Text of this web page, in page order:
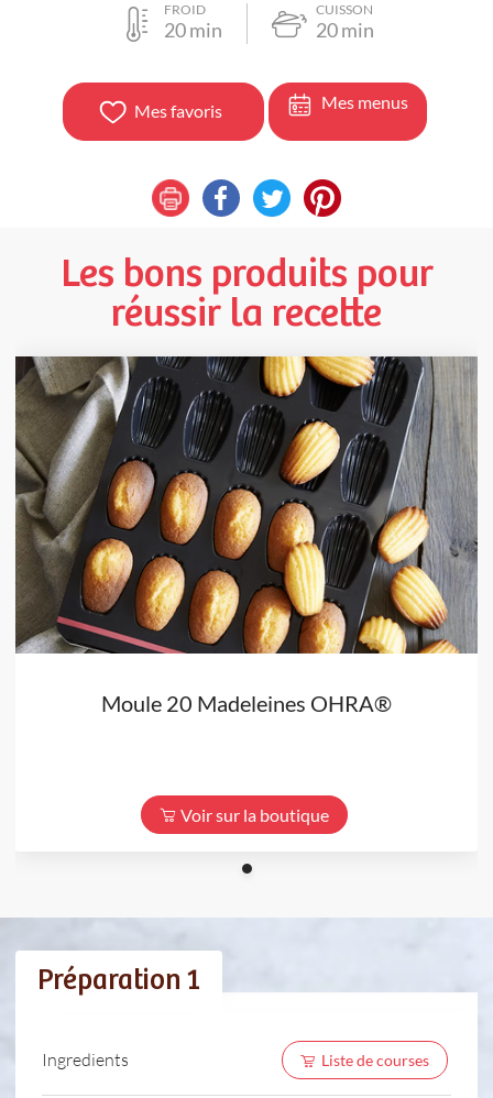
FROID
20min
CUISSON
20min
Mes favoris Mes menus
Les bons produits pour
réussir la recette
Moule 20 Madeleines OHRA®
Voir sur la boutique
Préparation 1
Ingredients Liste de courses